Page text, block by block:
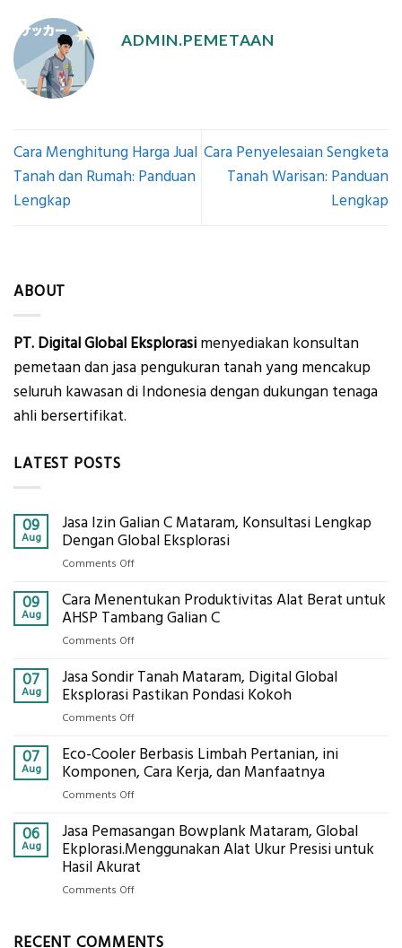
ADMIN.PEMETAAN
Cara Menghitung Harga Jual
Tanah dan Rumah: Panduan
Lengkap
Cara Penyelesaian Sengketa
Tanah Warisan: Panduan
Lengkap
ABOUT
PT. Digital Global Eksplorasi menyediakan konsultan
pemetaan dan jasa pengukuran tanah yang mencakup
seluruh kawasan di Indonesia dengan dukungan tenaga
ahli bersertifikat.
LATEST POSTS
09
Aug
Jasa Izin Galian C Mataram, Konsultasi Lengkap
Dengan Global Eksplorasi
Comments Offon
Izin
Galian
Lengkap
Dengan
Global
09
Aug
Cara Menentukan Produktivitas Alat Berat untuk
AHSP Tambang Galian C
Comments Offon
Menentukan
Produktivitas
AHSP
Tambang
Galian
07
Aug
Jasa Sondir Tanah Mataram, Digital Global
Eksplorasi Pastikan Pondasi Kokoh
Comments Offon
Sondir
Tanah
Eksplorasi
Pastikan
Pondasi
Kokoh
07
Aug
Eco-Cooler Berbasis Limbah Pertanian, ini
Komponen, Cara Kerja, dan Manfaatnya
Comments Offon
Cooler
Berbasis
Limbah
06
Aug
Jasa Pemasangan Bowplank Mataram, Global
Ekplorasi.Menggunakan Alat Ukur Presisi untuk
Hasil Akurat
Comments Offon
Bowplank
RECENT COMMENTS